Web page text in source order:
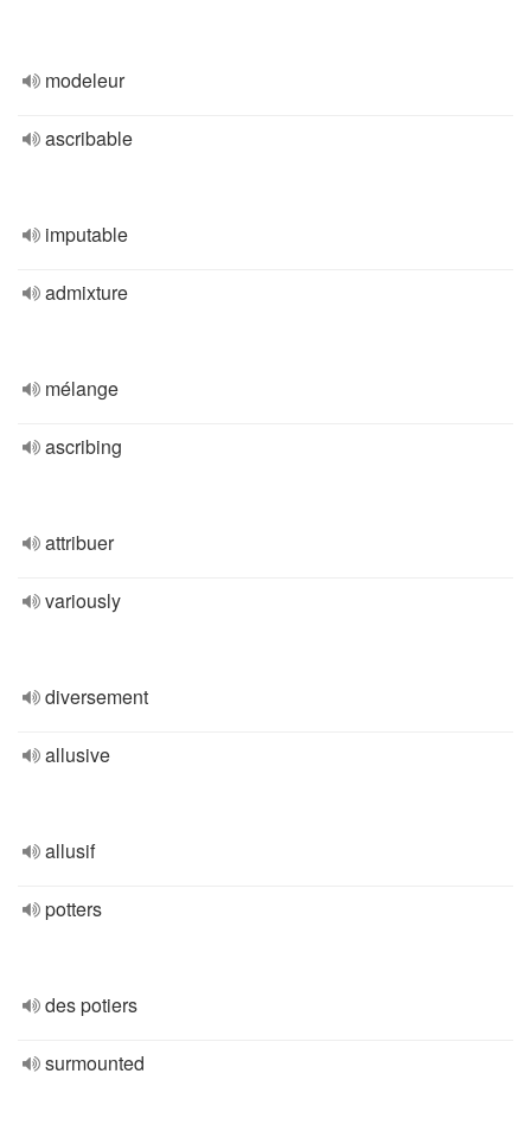
modeleur
ascribable
imputable
admixture
mélange
ascribing
attribuer
variously
diversement
allusive
allusif
potters
des potiers
surmounted